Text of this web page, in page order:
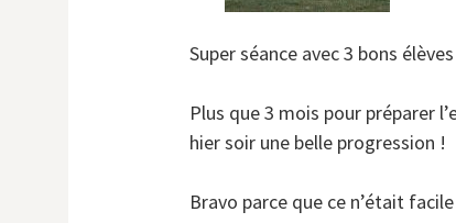
Super séance avec 3 bons
Plus que 3 mois pour préparer
hier soir une belle progression !
Bravo parce que ce n’était